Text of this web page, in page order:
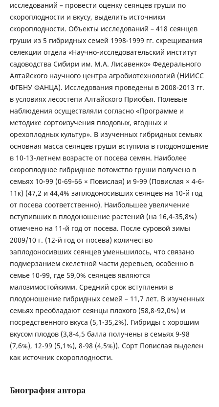
исследований – провести оценку сеянцев груши по
скороплодности и вкусу, выделить источники
скороплодности. Объекты исследований – 418 сеянцев
груши из 5 гибридных семей 1998-1999 гг. скрещивания
селекции отдела «Научно-исследовательский институт
садоводства Сибири им. М.А. Лисавенко» Федерального
Алтайского научного центра агробиотехнологий (НИИСС
ФГБНУ ФАНЦА). Исследования проведены в 2008-2013 гг.
в условиях лесостепи Алтайского Приобья. Полевые
наблюдения осуществляли согласно «Программе и
методике сортоизучения плодовых, ягодных и
орехоплодных культур». В изученных гибридных семьях
основная масса сеянцев груши вступила в плодоношение
в 10-13-летнем возрасте от посева семян. Наиболее
скороплодное гибридное потомство груши получено в
семьях 10-99 (0-69-66 × Повислая) и 9-99 (Повислая × 4-6-
11к) (47,2 и 44,4% заплодоносивших сеянцев на 10-й год
от посева соответственно). Наибольшее увеличение
вступивших в плодоношение растений (на 16,4-35,8%)
отмечено на 11-й год от посева. После суровой зимы
2009/10 г. (12-й год от посева) количество
заплодоносивших сеянцев уменьшилось, что связано
подмерзанием скелетной части деревьев, особенно в
семье 10-99, где 59,0% сеянцев являются
малозимостойкими. Средний срок вступления в
плодоношение гибридных семей – 11,7 лет. В изученных
семьях преобладают сеянцы плохого (58,8-92,0%) и
посредственного вкуса (5,1-35,2%). Гибриды с хорошим
вкусом плодов (3,8-4,5 балла получены в семьях 9-98
(7,6%), 12-99 (5,1%), 8-98 (4,5%)). Сорт Повислая выделен
как источник скороплодности.
Биография автора